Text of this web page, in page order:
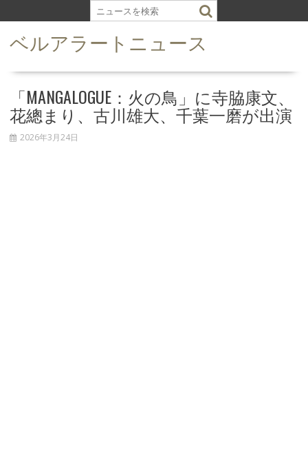
k
ベルアラートニュース
「MANGALOGUE：火の鳥」に寺脇康文、
花總まり、古川雄大、千葉一磨が出演
2026年3月24日